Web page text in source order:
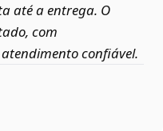
até a entrega. O
com
confiável.